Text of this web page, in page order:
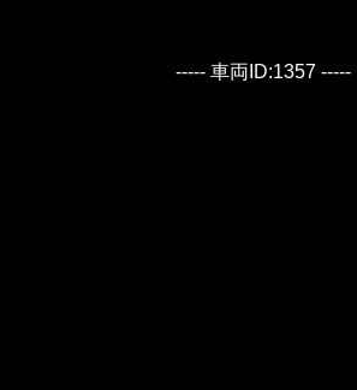
----- 車両ID:1357 -----